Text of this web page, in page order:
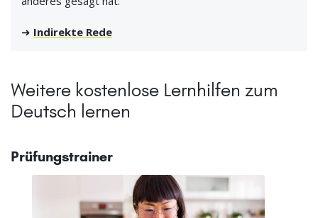
➜ Indirekte Rede
Weitere kostenlose Lernhilfen zum
Deutsch lernen
Prüfungstrainer